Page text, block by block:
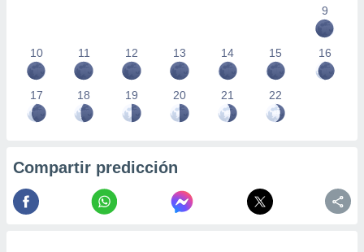
9
10 11 12 13 14 15 16
17 18 19 20 21 22
Compartir predicción